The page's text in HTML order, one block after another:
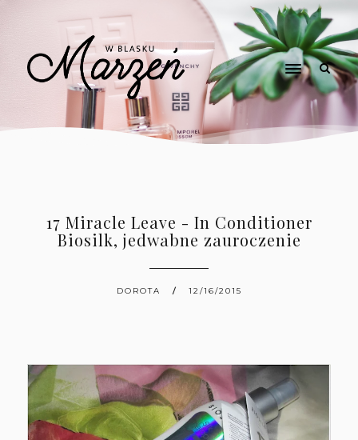
17 Miracle Leave - In Conditioner
Biosilk, jedwabne zauroczenie
DOROTA 12/16/2015